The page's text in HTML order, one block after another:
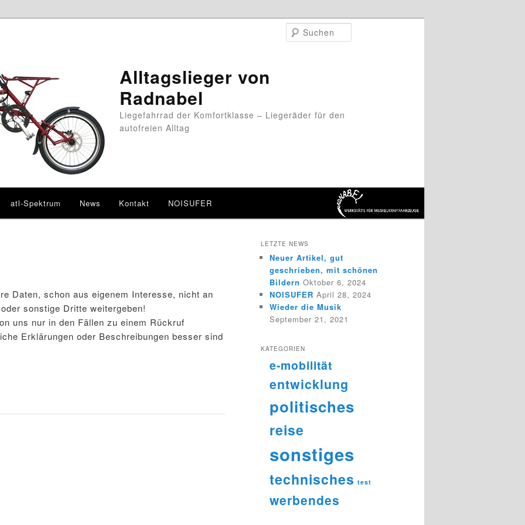
Alltagslieger von
Radnabel
Liegefahrrad der Komfortklasse – Liegeräder für den
autofreien Alltag
atl-Spektrum News Kontakt NOISUFER
Daten, schon aus eigenem Interesse, nicht an
sonstige Dritte weitergeben!
uns nur in den Fällen zu einem Rückruf
Erklärungen oder Beschreibungen besser sind
LETZTE NEWS
Neuer Artikel, gut
geschrieben, mit schönen
Bildern Oktober 6, 2024
NOISUFER April 28, 2024
Wieder die Musik
September 21, 2021
KATEGORIEN
e-mobilität
entwicklung
politisches
reise
sonstiges
technisches test
werbendes